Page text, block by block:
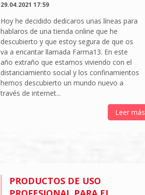
29.04.2021 17:59
Hoy he decidido dedicaros unas líneas para
hablaros de una tienda online que he
descubierto y que estoy segura de que os
va a encantar llamada Farma13. En este
año extraño que estamos viviendo con el
distanciamiento social y los confinamientos
hemos descubierto un mundo nuevo a
través de internet...
Leer más
PRODUCTOS DE USO